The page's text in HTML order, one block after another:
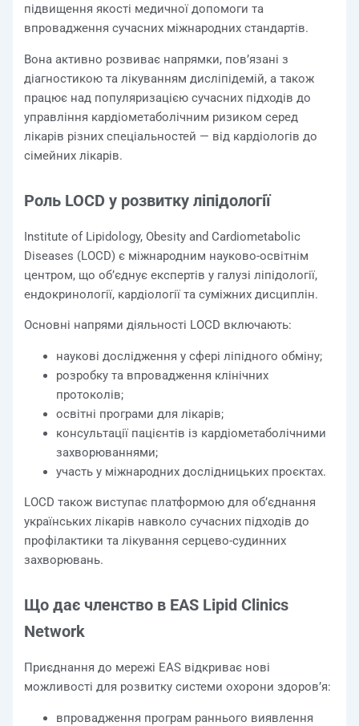
підвищення якості медичної допомоги та
впровадження сучасних міжнародних стандартів.
Вона активно розвиває напрямки, пов’язані з
діагностикою та лікуванням дисліпідемій, а також
працює над популяризацією сучасних підходів до
управління кардіометаболічним ризиком серед
лікарів різних спеціальностей — від кардіологів до
сімейних лікарів.
Роль LOCD у розвитку ліпідології
Institute of Lipidology, Obesity and Cardiometabolic
Diseases (LOCD) є міжнародним науково-освітнім
центром, що об’єднує експертів у галузі ліпідології,
ендокринології, кардіології та суміжних дисциплін.
Основні напрями діяльності LOCD включають:
наукові дослідження у сфері ліпідного обміну;
розробку та впровадження клінічних
протоколів;
освітні програми для лікарів;
консультації пацієнтів із кардіометаболічними
захворюваннями;
участь у міжнародних дослідницьких проєктах.
LOCD також виступає платформою для об’єднання
українських лікарів навколо сучасних підходів до
профілактики та лікування серцево-судинних
захворювань.
Що дає членство в EAS Lipid Clinics
Network
Приєднання до мережі EAS відкриває нові
можливості для розвитку системи охорони здоров’я:
впровадження програм раннього виявлення